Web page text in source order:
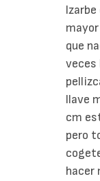
que
veces
llave
cm
pero
hacer